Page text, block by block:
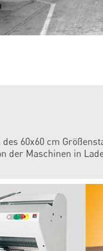
des 60x60 cm
der Maschinen in